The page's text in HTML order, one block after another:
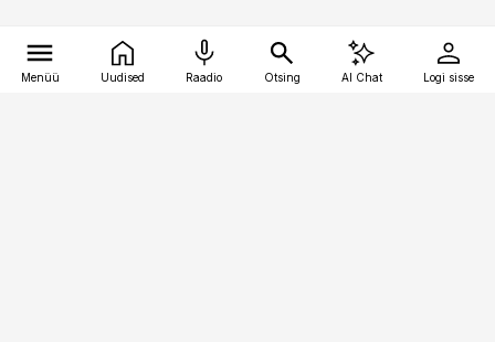
Menüü Uudised Raadio Otsing AI Chat Logi sisse